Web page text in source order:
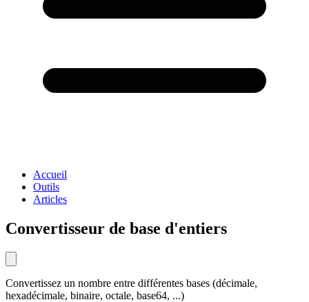
Accueil
Outils
Articles
Convertisseur de base d'entiers
Convertissez un nombre entre différentes bases (décimale,
hexadécimale, binaire, octale, base64, ...)